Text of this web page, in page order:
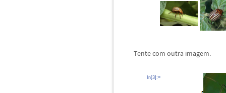
Tente com outra imagem.
In[3]:=